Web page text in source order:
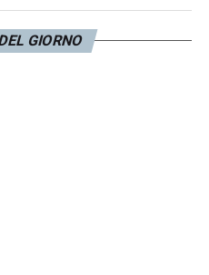
nelle prossime ore.
GIORNO